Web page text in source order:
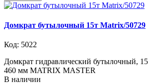
Домкрат бутылочный 15т Matrix/50729
Код: 5022
Домкрат гидравлический бутылочный,
460 мм MATRIX MASTER
В наличии